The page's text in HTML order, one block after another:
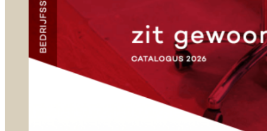
Taboeretten
Loketstoelen
Accessoires